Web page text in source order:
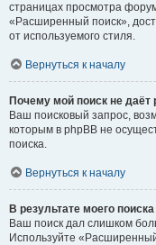
страницах просмотра
«Расширенный поиск»,
от используемого стиля.
Вернуться к началу
Почему мой поиск не даёт
Ваш поисковый запрос,
которым в phpBB не
поиска.
Вернуться к началу
В результате моего
Ваш поиск дал слишком
Используйте